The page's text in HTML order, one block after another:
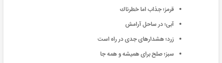
قرمز؛ جذاب اما خطرناك
آبی؛ در ساحل آرامش
زرد؛ هشدار‌های جدی در راه است
سبز؛ صلح برای همیشه و همه جا